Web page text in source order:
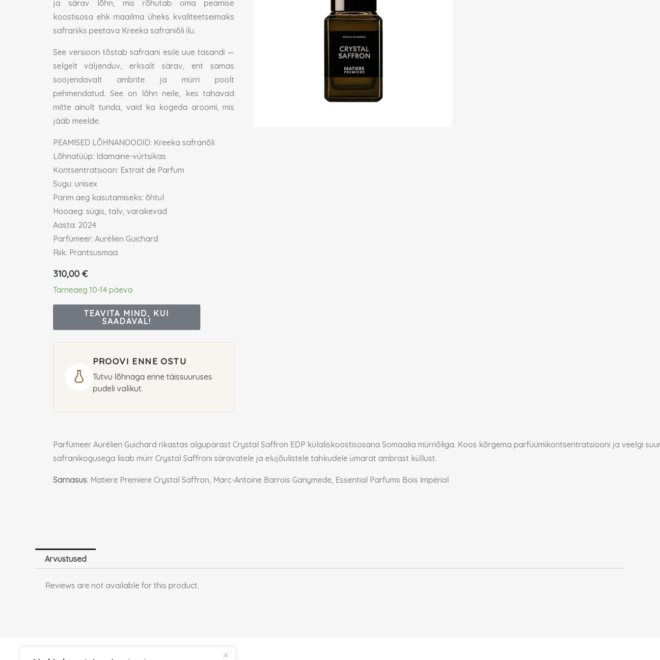
ja särav lõhn, mis rõhutab oma peamise
koostisosa ehk maailma üheks kvaliteetseimaks
safraniks peetava Kreeka safraniõli ilu.
See versioon tõstab safraani esile uue tasandi —
selgelt väljenduv, erksalt särav, ent samas
soojendavalt ambrite ja mürri poolt
pehmendatud. See on lõhn neile, kes tahavad
mitte ainult tunda, vaid ka kogeda aroomi, mis
jääb meelde.
PEAMISED LÕHNANOODID: Kreeka safranõli
Lõhnatüüp: Idamaine-vürtsikas
Kontsentratsioon: Extrait de Parfum
Sugu: unisex
Parim aeg kasutamiseks: õhtul
Hooaeg: sügis, talv, varakevad
Aasta: 2024
Parfümeer: Aurélien Guichard
Riik: Prantsusmaa
310,00 €
Tarneaeg 10-14 päeva
TEAVITA MIND, KUI
SAADAVAL!
PROOVI ENNE OSTU
Tutvu lõhnaga enne täissuuruses
pudeli valikut.
Parfümeer Aurélien Guichard rikastas algupärast Crystal Saffron EDP külaliskoostisosana Somaalia mürriõliga. Koos kõrgema parfüümikontsentratsiooni ja veelgi
safranikogusega lisab mürr Crystal Saffroni säravatele ja elujõulistele tahkudele ümarat ambrast küllust.
Sarnasus: Matiere Premiere Crystal Saffron, Marc-Antoine Barrois Ganymede, Essential Parfums Bois Impérial
Arvustused
Reviews are not available for this product.